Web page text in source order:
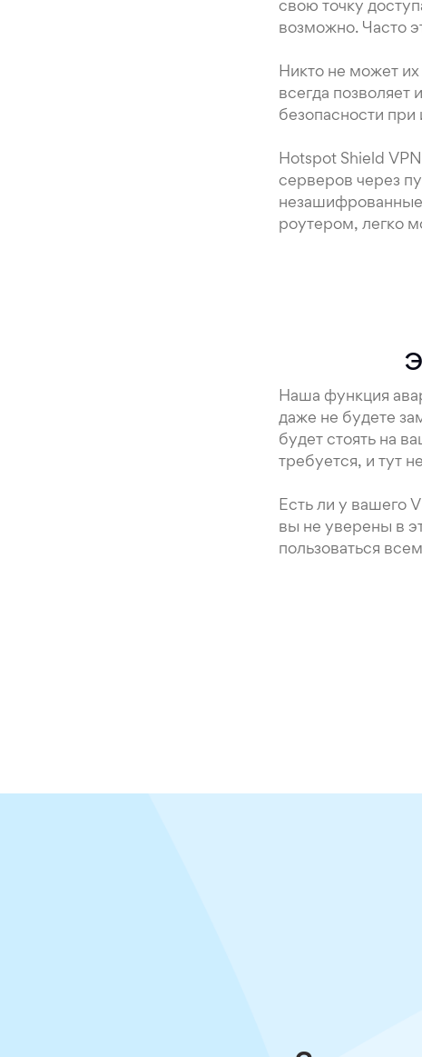
свою точку
возможно. Часто
Никто не может
всегда
безопасности
Hotspot Shield
серверов через
роутером, легко
Наша функция
даже не будете
будет стоять на
требуется, и тут
Есть ли у вашего
вы не уверены в
пользоваться